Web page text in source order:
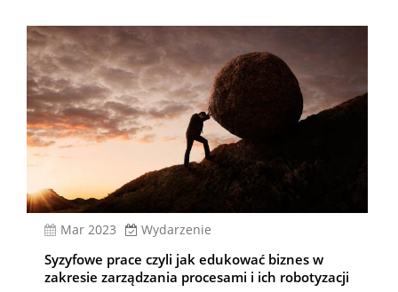
mar 2023 Wydarzenie
Syzyfowe prace czyli jak edukować biznes w
zakresie zarządzania procesami i ich robotyzacji